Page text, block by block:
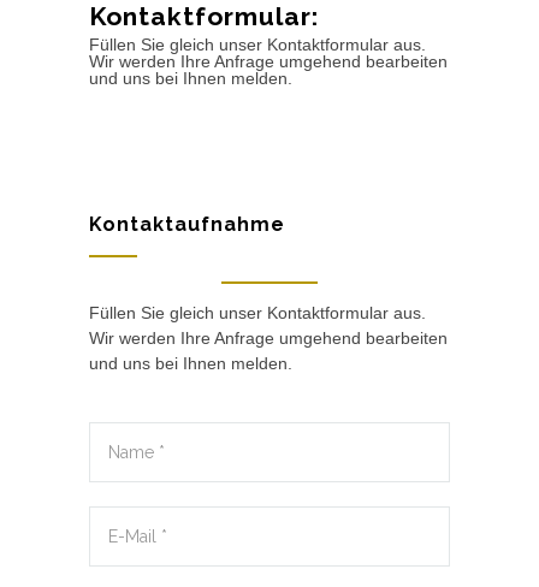
Kontaktformular:
Füllen Sie gleich unser Kontaktformular aus.
Wir werden Ihre Anfrage umgehend bearbeiten
und uns bei Ihnen melden.
Kontaktaufnahme
Füllen Sie gleich unser Kontaktformular aus.
Wir werden Ihre Anfrage umgehend bearbeiten
und uns bei Ihnen melden.